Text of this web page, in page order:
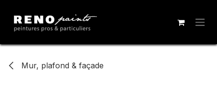
Mur, plafond & façade